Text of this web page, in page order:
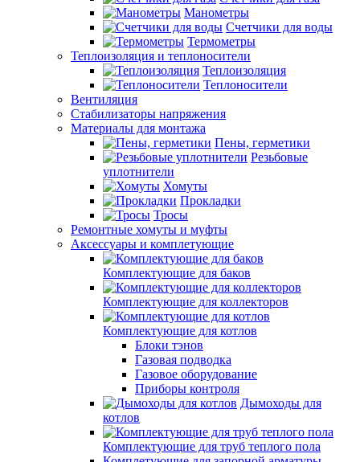
Манометры
Счетчики для воды
Термометры
Теплоизоляция и теплоносители
Теплоизоляция
Теплоносители
Вентиляция
Стабилизаторы напряжения
Материалы для монтажа
Пены, герметики
Резьбовые
уплотнители
Хомуты
Прокладки
Тросы
Ремонтные хомуты и муфты
Аксессуары и комплетующие
Комплектующие для баков
Комплектующие для коллекторов
Комплектующие для котлов
Блоки тэнов
Газовая подводка
Газовое оборудование
Приборы контроля
Дымоходы для
котлов
Комплектующие для труб теплого пола